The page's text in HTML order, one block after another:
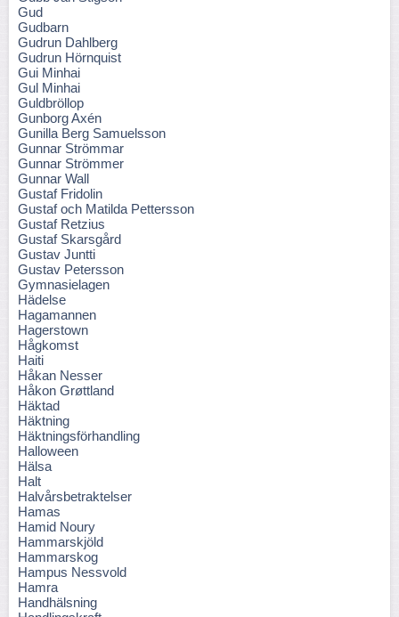
Gud
Gudbarn
Gudrun Dahlberg
Gudrun Hörnquist
Gui Minhai
Gul Minhai
Guldbröllop
Gunborg Axén
Gunilla Berg Samuelsson
Gunnar Strömmar
Gunnar Strömmer
Gunnar Wall
Gustaf Fridolin
Gustaf och Matilda Pettersson
Gustaf Retzius
Gustaf Skarsgård
Gustav Juntti
Gustav Petersson
Gymnasielagen
Hädelse
Hagamannen
Hagerstown
Hågkomst
Haiti
Håkan Nesser
Håkon Grøttland
Häktad
Häktning
Häktningsförhandling
Halloween
Hälsa
Halt
Halvårsbetraktelser
Hamas
Hamid Noury
Hammarskjöld
Hammarskog
Hampus Nessvold
Hamra
Handhälsning